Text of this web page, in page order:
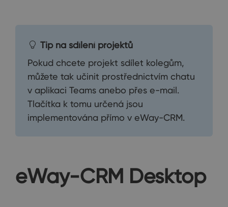
Tip na sdílení projektů
Pokud chcete projekt sdílet kolegům,
můžete tak učinit prostřednictvím chatu
v aplikaci Teams anebo přes e-mail.
Tlačítka k tomu určená jsou
implementována přímo v eWay-CRM.
eWay-CRM Desktop